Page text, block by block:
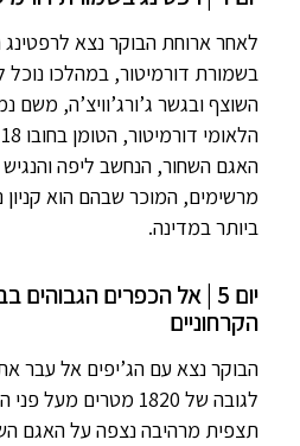
בשמורת דורמיטור, במהלכו נוכל
השוצף ובגשר ג’ורג’וויצ’ה, משם
האגם השחור, הנחשב ליפה והנגיש
מרשימים, המוכר שבהם הוא
ביותר במדינה.
יום 5 | אל הכפרים
הקרחוניים
הבוקר נצא עם הג’יפים אל עבר
לגובה של 1820 מטרים
תצפית מרהיבה נצפה על האגם